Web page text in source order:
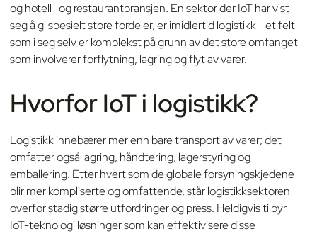
og hotell- og restaurantbransjen. En sektor der IoT har vist
seg å gi spesielt store fordeler, er imidlertid logistikk - et felt
som i seg selv er komplekst på grunn av det store omfanget
som involverer forflytning, lagring og flyt av varer.
Hvorfor IoT i logistikk?
Logistikk innebærer mer enn bare transport av varer; det
omfatter også lagring, håndtering, lagerstyring og
emballering. Etter hvert som de globale forsyningskjedene
blir mer kompliserte og omfattende, står logistikksektoren
overfor stadig større utfordringer og press. Heldigvis tilbyr
IoT-teknologi løsninger som kan effektivisere disse